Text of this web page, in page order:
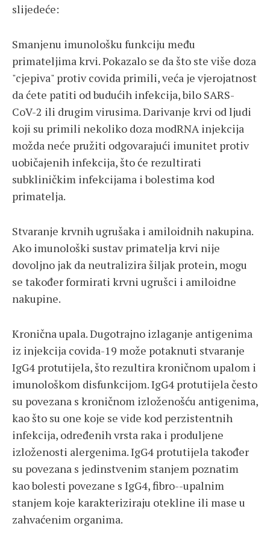
slijedeće:
Smanjenu imunološku funkciju među
primateljima krvi. Pokazalo se da što ste više doza
"cjepiva" protiv covida primili, veća je vjerojatnost
da ćete patiti od budućih infekcija, bilo SARS-
CoV-2 ili drugim virusima. Darivanje krvi od ljudi
koji su primili nekoliko doza modRNA injekcija
možda neće pružiti odgovarajući imunitet protiv
uobičajenih infekcija, što će rezultirati
subkliničkim infekcijama i bolestima kod
primatelja.
Stvaranje krvnih ugrušaka i amiloidnih nakupina.
Ako imunološki sustav primatelja krvi nije
dovoljno jak da neutralizira šiljak protein, mogu
se također formirati krvni ugrušci i amiloidne
nakupine.
Kronična upala. Dugotrajno izlaganje antigenima
iz injekcija covida-19 može potaknuti stvaranje
IgG4 protutijela, što rezultira kroničnom upalom i
imunološkom disfunkcijom. IgG4 protutijela često
su povezana s kroničnom izloženošću antigenima,
kao što su one koje se vide kod perzistentnih
infekcija, određenih vrsta raka i produljene
izloženosti alergenima. IgG4 protutijela također
su povezana s jedinstvenim stanjem poznatim
kao bolesti povezane s IgG4, fibro--upalnim
stanjem koje karakteriziraju otekline ili mase u
zahvaćenim organima.